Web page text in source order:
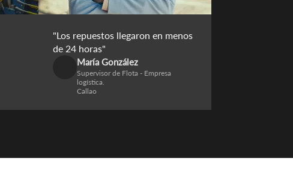
"Los repuestos llegaron en menos
de 24 horas"
María González
Supervisor de Flota - Empresa
logística.
Callao